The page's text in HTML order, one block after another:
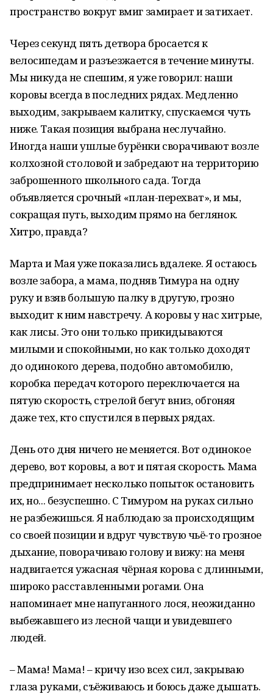
пространство вокруг вмиг замирает и затихает.
Через секунд пять детвора бросается к
велосипедам и разъезжается в течение минуты.
Мы никуда не спешим, я уже говорил: наши
коровы всегда в последних рядах. Медленно
выходим, закрываем калитку, спускаемся чуть
ниже. Такая позиция выбрана неслучайно.
Иногда наши ушлые бурёнки сворачивают возле
колхозной столовой и забредают на территорию
заброшенного школьного сада. Тогда
объявляется срочный «план-перехват», и мы,
сокращая путь, выходим прямо на беглянок.
Хитро, правда?
Марта и Мая уже показались вдалеке. Я остаюсь
возле забора, а мама, подняв Тимура на одну
руку и взяв большую палку в другую, грозно
выходит к ним навстречу. А коровы у нас хитрые,
как лисы. Это они только прикидываются
милыми и спокойными, но как только доходят
до одинокого дерева, подобно автомобилю,
коробка передач которого переключается на
пятую скорость, стрелой бегут вниз, обгоняя
даже тех, кто спустился в первых рядах.
День ото дня ничего не меняется. Вот одинокое
дерево, вот коровы, а вот и пятая скорость. Мама
предпринимает несколько попыток остановить
их, но... безуспешно. С Тимуром на руках сильно
не разбежишься. Я наблюдаю за происходящим
со своей позиции и вдруг чувствую чьё-то грозное
дыхание, поворачиваю голову и вижу: на меня
надвигается ужасная чёрная корова с длинными,
широко расставленными рогами. Она
напоминает мне напуганного лося, неожиданно
выбежавшего из лесной чащи и увидевшего
людей.
– Мама! Мама! – кричу изо всех сил, закрываю
глаза руками, съёживаюсь и боюсь даже дышать.